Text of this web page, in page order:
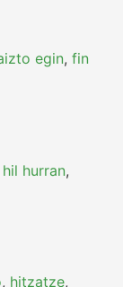
egin,fin
hil hurran,
, hitzatze,